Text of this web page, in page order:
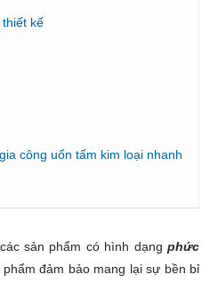
kế
công uốn tấm kim loại nhanh
sản phẩm có hình dạngphức
phẩm đảm bảo mang lại sự bền bỉ